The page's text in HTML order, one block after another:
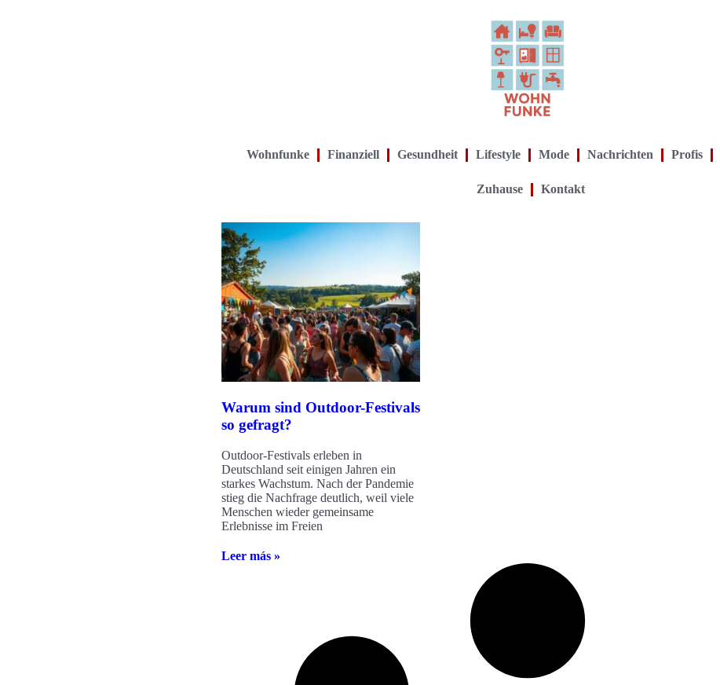
Wohnfunke Finanziell Gesundheit Lifestyle Mode Nachrichten Profis
Zuhause Kontakt
Warum sind Outdoor-Festivals
so gefragt?
Outdoor-Festivals erleben in
Deutschland seit einigen Jahren ein
starkes Wachstum. Nach der Pandemie
stieg die Nachfrage deutlich, weil viele
Menschen wieder gemeinsame
Erlebnisse im Freien
Leer más »